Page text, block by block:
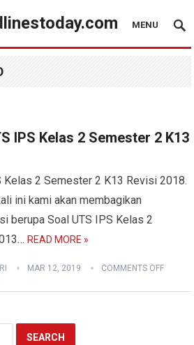
MENU
IPS Kelas 2 Semester 2 K13
Kelas 2 Semester 2 K13 Revisi 2018.
ini kami akan membagikan
berupa Soal UTS IPS Kelas 2
READ MORE »
MAR 12, 2019 COMMENTS OFF